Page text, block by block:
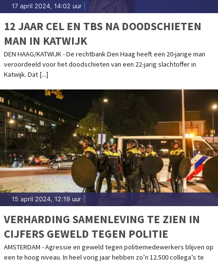
17 april 2024, 14:02 uur
12 JAAR CEL EN TBS NA DOODSCHIETEN
MAN IN KATWIJK
DEN HAAG/KATWIJK - De rechtbank Den Haag heeft een 20-jarige man
veroordeeld voor het doodschieten van een 22-jarig slachtoffer in
Katwijk. Dat [...]
15 april 2024, 12:19 uur
VERHARDING SAMENLEVING TE ZIEN IN
CIJFERS GEWELD TEGEN POLITIE
AMSTERDAM - Agressie en geweld tegen politiemedewerkers blijven op
een te hoog niveau. In heel vorig jaar hebben zo’n 12.500 collega’s te